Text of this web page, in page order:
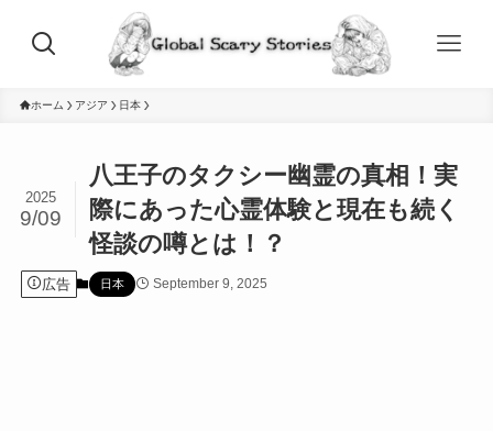
ホーム アジア 日本
八王子のタクシー幽霊の真相！実
際にあった心霊体験と現在も続く
怪談の噂とは！？
2025
9/09
広告 日本 September 9, 2025